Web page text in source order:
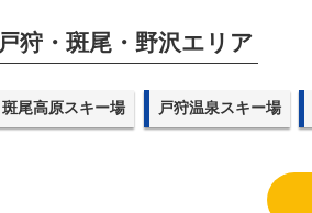
戸狩・斑尾・野沢エリア
斑尾高原スキー場 戸狩温泉スキー場